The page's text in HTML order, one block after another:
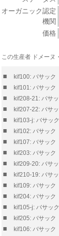
オーガニック認定
機関
価格
この生産者 ドメーヌ
■ kif100: バサッ
■ kif101: バサッ
■ kif208-21: バサ
■ kif207-22: バサ
■ kif103-j: バサ
■ kif102: バサッ
■ kif107: バサッ
■ kif203: バサッ
■ kif209-20: バサ
■ kif210-19: バサ
■ kif109: バサッ
■ kif204: バサッ
■ kif105-j: バサッ
■ kif205: バサッ
■ kif106: バサッ